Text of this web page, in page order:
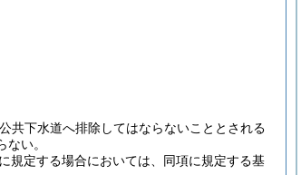
共下水道へ排除してはならないこととされる
い。
規定する場合においては、同項に規定する基